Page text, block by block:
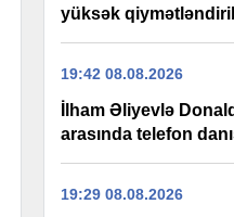
yüksək
19:42 08.08.2026
İlham Əliyevlə
arasında telefon
19:29 08.08.2026